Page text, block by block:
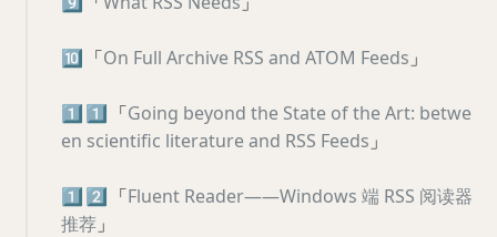
🔟 「On Full Archive RSS and ATOM Feeds 」
1️⃣1️⃣ 「Going beyond the State of the Art: betwe
en scientific literature and RSS Feeds 」
1️⃣2️⃣ 「Fluent Reader——Windows 端 RSS 阅读器
推荐 」